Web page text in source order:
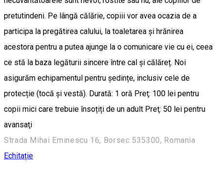
pretutindeni. Pe lângă călărie, copiii vor avea ocazia de a
participa la pregătirea calului, la toaletarea și hrănirea
acestora pentru a putea ajunge la o comunicare vie cu ei, ceea
ce stă la baza legăturii sincere între cal și călăreț. Noi
asigurăm echipamentul pentru ședințe, inclusiv cele de
protecție (tocă și vestă). Durată: 1 oră Preţ: 100 lei pentru
copii mici care trebuie însoțiți de un adult Preţ: 50 lei pentru
avansaţi
Strada Mihai Eminescu 16, Borsec 535300, Romania
Echitație